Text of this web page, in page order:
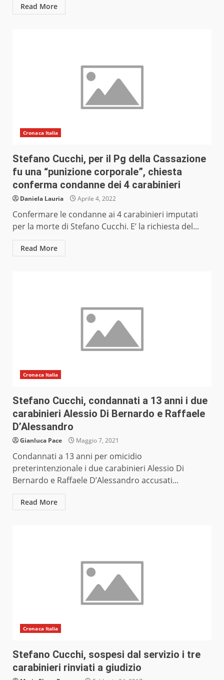
Read More
Cronaca Italia
Stefano Cucchi, per il Pg della Cassazione
fu una “punizione corporale”, chiesta
conferma condanne dei 4 carabinieri
Daniela Lauria Aprile 4, 2022
Confermare le condanne ai 4 carabinieri imputati
per la morte di Stefano Cucchi. E’ la richiesta del...
Read More
Cronaca Italia
Stefano Cucchi, condannati a 13 anni i due
carabinieri Alessio Di Bernardo e Raffaele
D’Alessandro
Gianluca Pace Maggio 7, 2021
Condannati a 13 anni per omicidio
preterintenzionale i due carabinieri Alessio Di
Bernardo e Raffaele D’Alessandro accusati...
Read More
Cronaca Italia
Stefano Cucchi, sospesi dal servizio i tre
carabinieri rinviati a giudizio